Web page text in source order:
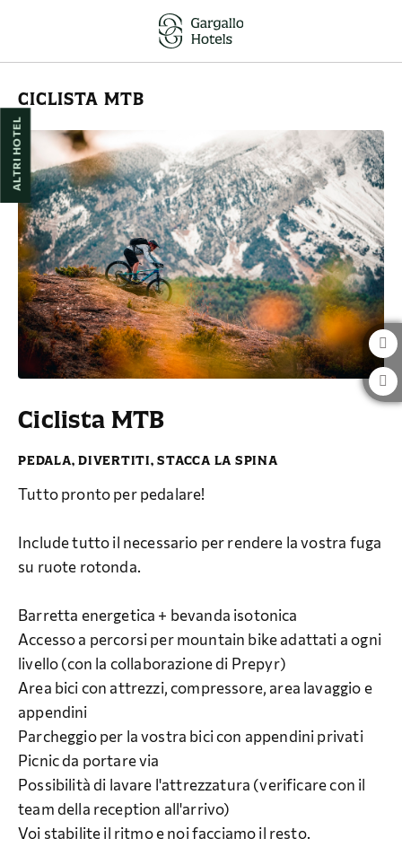
CICLISTA MTB
Ciclista MTB
PEDALA, DIVERTITI, STACCA LA SPINA
Tutto pronto per pedalare!
Include tutto il necessario per rendere la vostra fuga
su ruote rotonda.
Barretta energetica + bevanda isotonica
Accesso a percorsi per mountain bike adattati a ogni
livello (con la collaborazione di Prepyr)
Area bici con attrezzi, compressore, area lavaggio e
appendini
Parcheggio per la vostra bici con appendini privati
Picnic da portare via
Possibilità di lavare l'attrezzatura (verificare con il
team della reception all'arrivo)
Voi stabilite il ritmo e noi facciamo il resto.
ALTRI HOTEL